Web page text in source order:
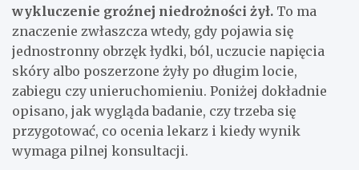
wykluczenie groźnej niedrożności żył. To ma
znaczenie zwłaszcza wtedy, gdy pojawia się
jednostronny obrzęk łydki, ból, uczucie napięcia
skóry albo poszerzone żyły po długim locie,
zabiegu czy unieruchomieniu. Poniżej dokładnie
opisano, jak wygląda badanie, czy trzeba się
przygotować, co ocenia lekarz i kiedy wynik
wymaga pilnej konsultacji.